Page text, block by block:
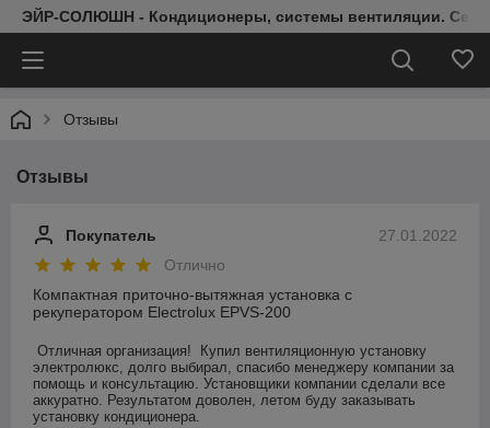
ЭЙР-СОЛЮШН - Кондиционеры, системы вентиляции.
Отзывы
Отзывы
27.01.2022
Покупатель
Отлично
Компактная приточно-вытяжная установка с
рекуператором Electrolux EPVS-200
Отличная организация!  Купил вентиляционную установку
электролюкс, долго выбирал, спасибо менеджеру компании за
помощь и консультацию. Установщики компании сделали все
аккуратно. Результатом доволен, летом буду заказывать
установку кондиционера.